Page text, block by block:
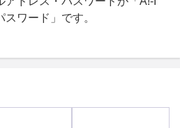
ワード」です。